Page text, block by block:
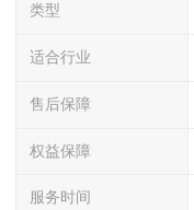
类型
适合行业
售后保障
权益保障
服务时间